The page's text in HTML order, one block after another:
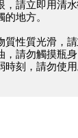
，請立即用清水
的地方。
質性質光滑，
，請勿觸摸瓶身
時刻，請勿使用